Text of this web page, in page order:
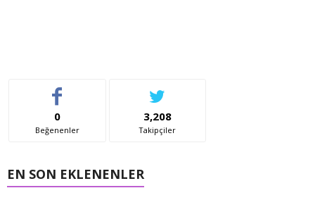
0
Beğenenler
3,208
Takipçiler
EN SON EKLENENLER